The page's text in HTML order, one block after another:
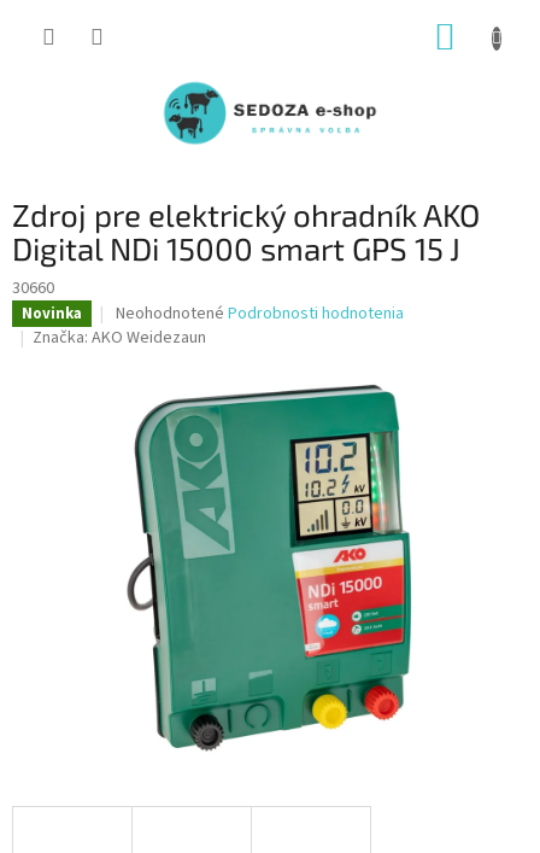
Zdroj pre elektrický ohradník AKO
Digital NDi 15000 smart GPS 15 J
30660
Novinka
Priemerné
hodnotenie
hviezdičiek.
Neohodnotené Podrobnosti hodnotenia
Značka: AKO Weidezaun